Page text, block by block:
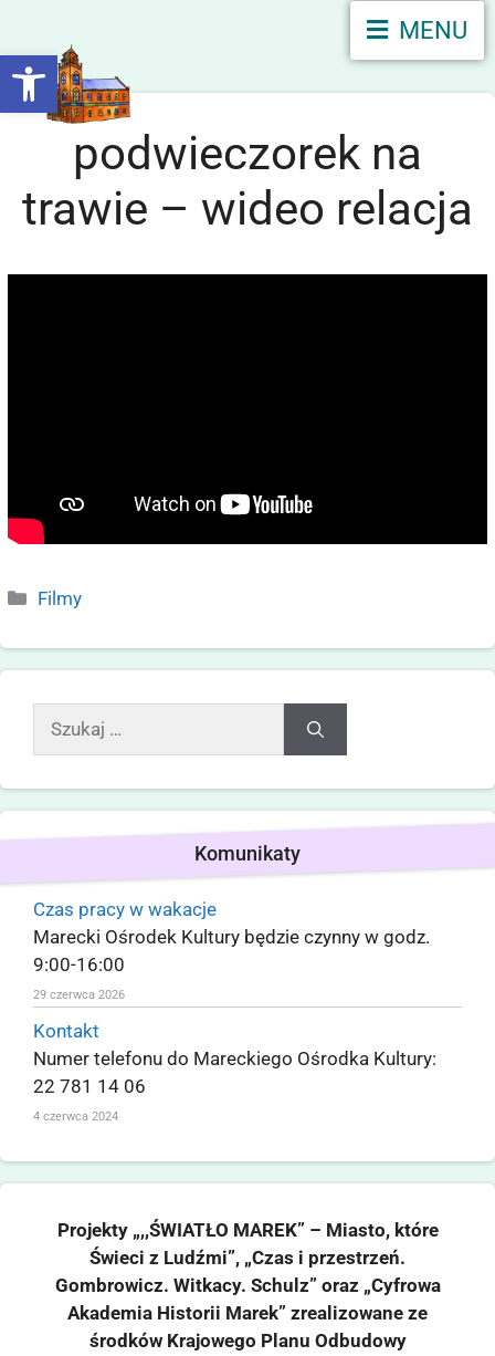
Otwórz pasek narzędzi
MENU
podwieczorek na
trawie – wideo relacja
Filmy
Komunikaty
Czas pracy w wakacje
Marecki Ośrodek Kultury będzie czynny w godz.
9:00-16:00
29 czerwca 2026
Kontakt
Numer telefonu do Mareckiego Ośrodka Kultury:
22 781 14 06
4 czerwca 2024
Projekty „,,ŚWIATŁO MAREK” – Miasto, które
Świeci z Ludźmi”, „Czas i przestrzeń.
Gombrowicz. Witkacy. Schulz” oraz „Cyfrowa
Akademia Historii Marek” zrealizowane ze
środków Krajowego Planu Odbudowy